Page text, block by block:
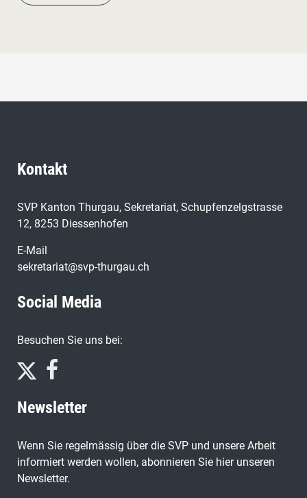
Kontakt
SVP Kanton Thurgau, Sekretariat, Schupfenzelgstrasse
12, 8253 Diessenhofen
E-Mail
sekretariat@svp-thurgau.ch
Social Media
Besuchen Sie uns bei:
Newsletter
Wenn Sie regelmässig über die SVP und unsere Arbeit
informiert werden wollen, abonnieren Sie hier unseren
Newsletter.